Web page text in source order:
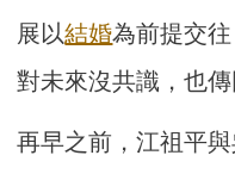
展以結婚為前提交
對未來沒共識，也傳
再早之前，江祖平